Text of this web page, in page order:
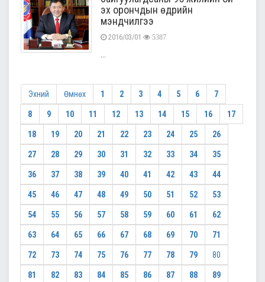
эх орончдын өдрийн
мэндчилгээ
2016/03/01 5387
Эхний Өмнөх 1 2 3 4 5 6 7
8 9 10 11 12 13 14 15 16 17
18 19 20 21 22 23 24 25 26
27 28 29 30 31 32 33 34 35
36 37 38 39 40 41 42 43 44
45 46 47 48 49 50 51 52 53
54 55 56 57 58 59 60 61 62
63 64 65 66 67 68 69 70 71
72 73 74 75 76 77 78 79 80
81 82 83 84 85 86 87 88 89